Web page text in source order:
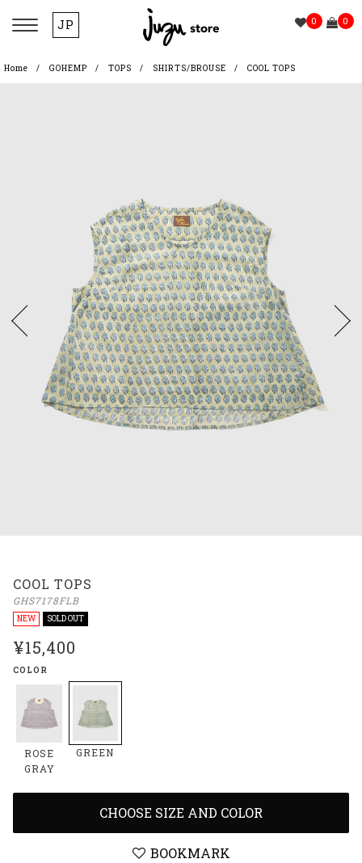
JP 0 0
Home GOHEMP TOPS SHIRTS/BROUSE COOL TOPS
COOL TOPS
GHS7178FLB
NEW SOLD OUT
¥15,400
COLOR
ROSE
GRAY
GREEN
CHOOSE SIZE AND COLOR
BOOKMARK